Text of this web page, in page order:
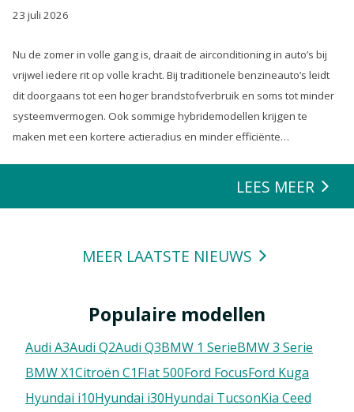
23 juli 2026
Nu de zomer in volle gang is, draait de airconditioning in auto’s bij
vrijwel iedere rit op volle kracht. Bij traditionele benzineauto’s leidt
dit doorgaans tot een hoger brandstofverbruik en soms tot minder
systeemvermogen. Ook sommige hybridemodellen krijgen te
maken met een kortere actieradius en minder efficiënte
LEES MEER
MEER LAATSTE NIEUWS
Populaire modellen
Audi A3Audi Q2Audi Q3BMW 1 SerieBMW 3 Serie
BMW X1Citroën C1FIat 500Ford FocusFord Kuga
Hyundai i10Hyundai i30Hyundai TucsonKia Ceed